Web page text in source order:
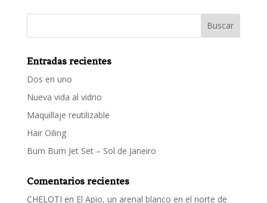
Entradas recientes
Dos en uno
Nueva vida al vidrio
Maquillaje reutilizable
Hair Oiling
Bum Bum Jet Set – Sol de Janeiro
Comentarios recientes
CHELOTI en El Apio, un arenal blanco en el norte de